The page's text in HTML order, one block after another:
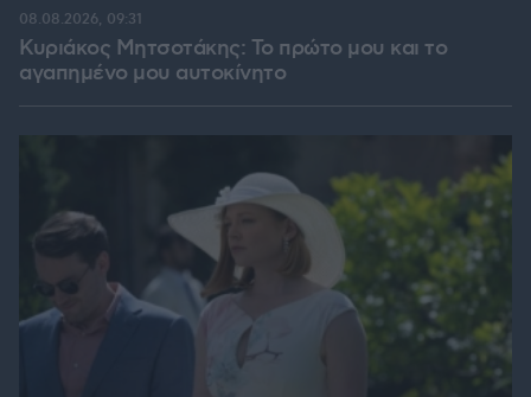
Κυριάκος Μητσοτάκης: Το πρώτο μου και το
αγαπημένο μου αυτοκίνητο
08.08.2026, 09:31